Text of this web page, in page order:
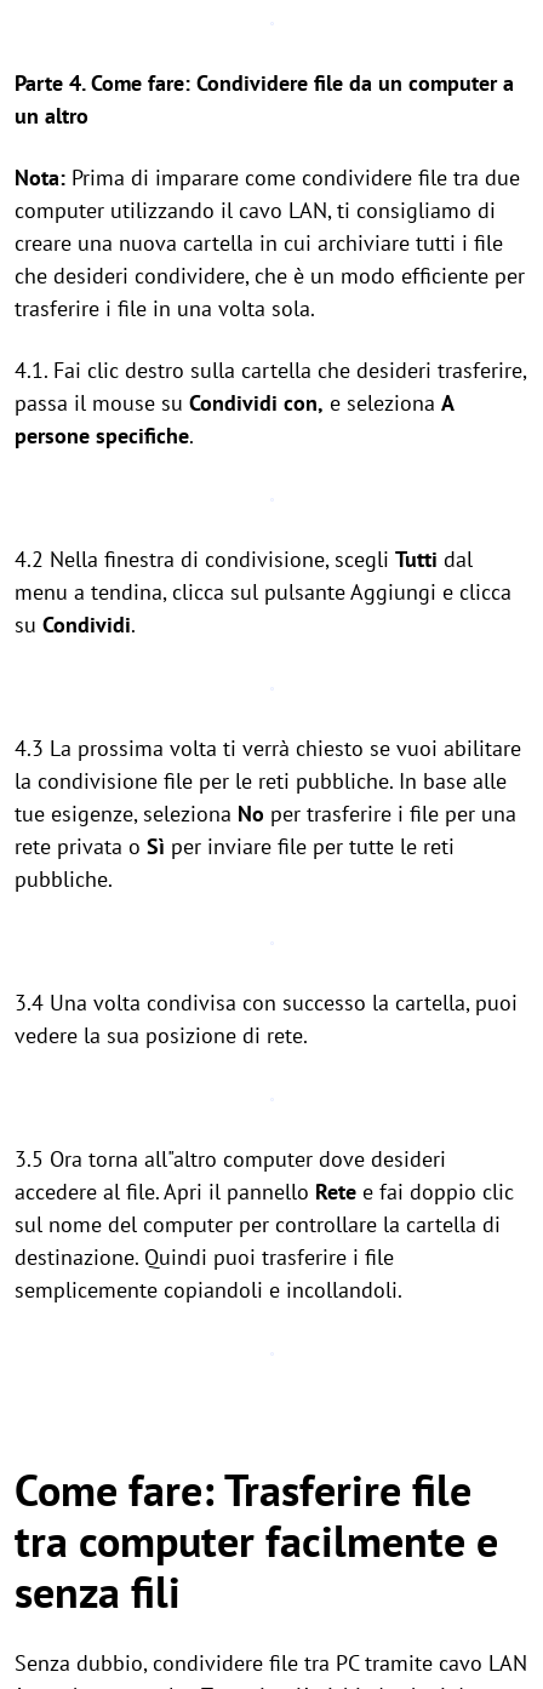
Parte 4. Come fare: Condividere file da un computer a
un altro
Nota: Prima di imparare come condividere file tra due
computer utilizzando il cavo LAN, ti consigliamo di
creare una nuova cartella in cui archiviare tutti i file
che desideri condividere, che è un modo efficiente per
trasferire i file in una volta sola.
4.1. Fai clic destro sulla cartella che desideri trasferire,
passa il mouse su Condividi con, e seleziona A
persone specifiche.
4.2 Nella finestra di condivisione, scegli Tutti dal
menu a tendina, clicca sul pulsante Aggiungi e clicca
su Condividi.
4.3 La prossima volta ti verrà chiesto se vuoi abilitare
la condivisione file per le reti pubbliche. In base alle
tue esigenze, seleziona No per trasferire i file per una
rete privata o Sì per inviare file per tutte le reti
pubbliche.
3.4 Una volta condivisa con successo la cartella, puoi
vedere la sua posizione di rete.
3.5 Ora torna all"altro computer dove desideri
accedere al file. Apri il pannello Rete e fai doppio clic
sul nome del computer per controllare la cartella di
destinazione. Quindi puoi trasferire i file
semplicemente copiandoli e incollandoli.
Come fare: Trasferire file
tra computer facilmente e
senza fili
Senza dubbio, condividere file tra PC tramite cavo LAN